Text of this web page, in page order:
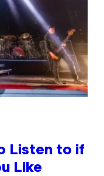
Listen to if
Like